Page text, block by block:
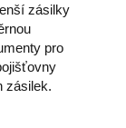
zásilky
pro
zásilek.